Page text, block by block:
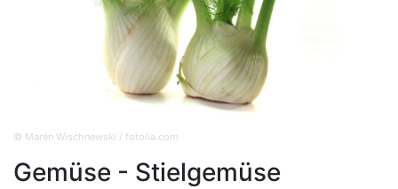
© Marén Wischnewski / fotolia.com
Gemüse - Stielgemüse